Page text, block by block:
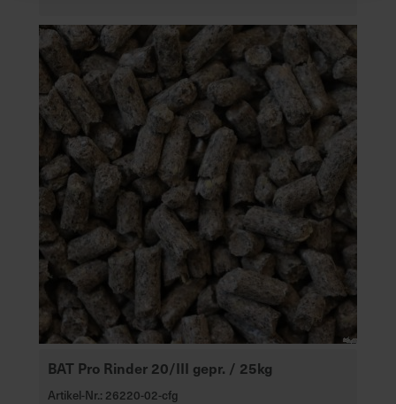
BAT Pro Rinder 20/III gepr. / 25kg
Artikel-Nr.: 26220-02-cfg